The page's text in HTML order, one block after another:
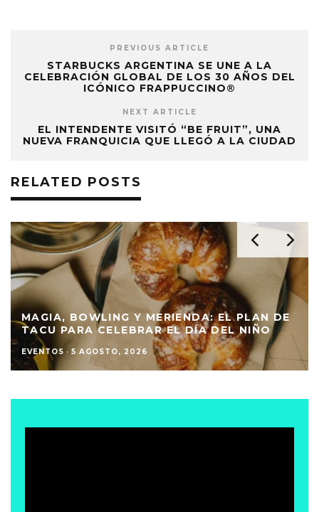
PREVIOUS ARTICLE
STARBUCKS ARGENTINA SE UNE A LA
CELEBRACIÓN GLOBAL DE LOS 30 AÑOS DEL
ICÓNICO FRAPPUCCINO®
NEXT ARTICLE
EL INTENDENTE VISITÓ “BE FRUIT”, UNA
NUEVA FRANQUICIA QUE LLEGÓ A LA CIUDAD
RELATED POSTS
MAGIA, BOWLING Y MERIENDA: EL PLAN DE
TACU PARA CELEBRAR EL DÍA DEL NIÑO
EVENTOS · 5 AGOSTO, 2026